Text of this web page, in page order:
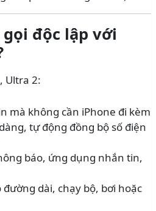
độc lập với
, Ultra 2:
mà không cần iPhone đi kèm
tự động đồng bộ số điện
báo, ứng dụng nhắn tin,
đường dài, chạy bộ, bơi hoặc